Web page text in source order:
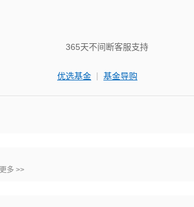
365天不间断客服支持
优选基金 | 基金导购
更多 >>